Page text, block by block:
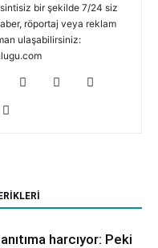
bir şekilde 7/24 siz
röportaj veya reklam
ulaşabilirsiniz:
harcıyor: Peki